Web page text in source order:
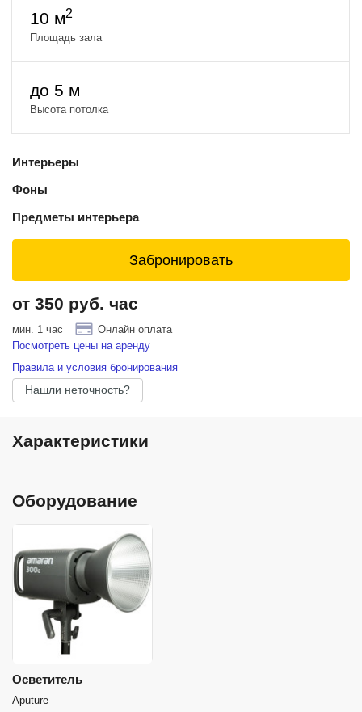
10 м2
Площадь зала
до 5 м
Высота потолка
Интерьеры
Фоны
Предметы интерьера
Забронировать
от 350 руб. час
мин. 1 час
Онлайн оплата
Посмотреть цены на аренду
Правила и условия бронирования
Нашли неточность?
Характеристики
Оборудование
Осветитель
Aputure